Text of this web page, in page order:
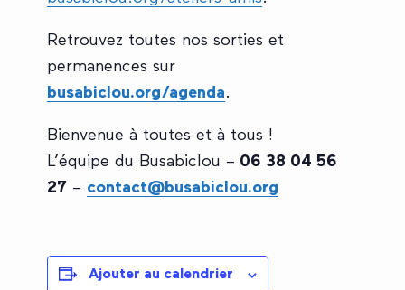
Retrouvez toutes nos sorties et
permanences sur
busabiclou.org/agenda.
Bienvenue à toutes et à tous !
L’équipe du Busabiclou – 06 38 04 56
27 – contact@busabiclou.org
Ajouter au calendrier